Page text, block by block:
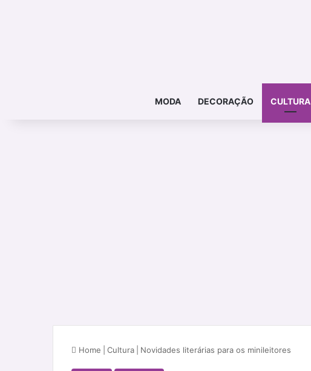
MODA DECORAÇÃO CULTURA
Home Cultura Novidades literárias para os minileitores